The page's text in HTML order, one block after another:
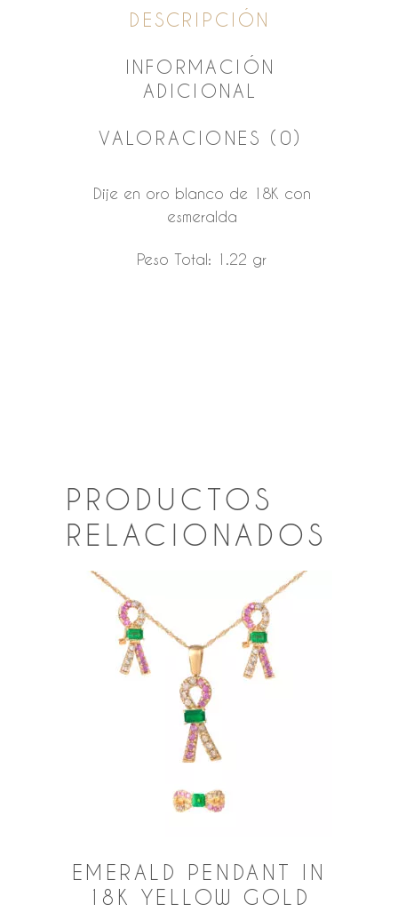
DESCRIPCIÓN
INFORMACIÓN
ADICIONAL
VALORACIONES (0)
Dije en oro blanco de 18K con
esmeralda
Peso Total: 1.22 gr
PRODUCTOS
RELACIONADOS
EMERALD PENDANT IN
18K YELLOW GOLD